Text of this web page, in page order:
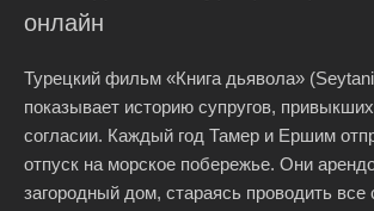
онлайн
Турецкий фильм «Книга дьявола»
показывает историю супругов,
согласии. Каждый год Тамер и Ершим
отпуск на морское побережье. Они
загородный дом, стараясь проводить все